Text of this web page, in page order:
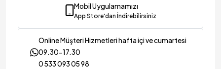
Mobil Uygulamamızı
App Store'dan İndirebilirsiniz
Online Müşteri Hizmetleri hafta içi ve cumartesi
09.30-17.30
0 533 093 05 98